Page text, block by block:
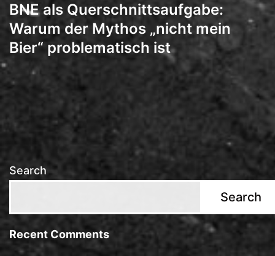
BNE als Querschnittsaufgabe:
Warum der Mythos „nicht mein
Bier“ problematisch ist
Search
Search
Recent Comments